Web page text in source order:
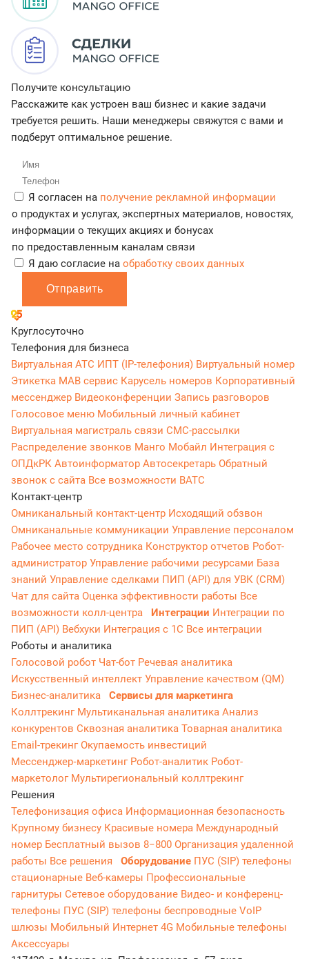
Получите консультацию
Расскажите как устроен ваш бизнес и какие задачи
требуется решить. Наши менеджеры свяжутся с вами и
подберут оптимальное решение.
Я согласен на получение рекламной информации
о продуктах и услугах, экспертных материалов, новостях,
информации о текущих акциях и бонусах
по предоставленным каналам связи
Я даю согласие на обработку своих данных
Отправить
Круглосуточно
Телефония для бизнеса
Виртуальная АТС ИПТ (IP-телефония) Виртуальный номер
Этикетка МАВ сервис Карусель номеров Корпоративный
мессенджер Видеоконференции Запись разговоров
Голосовое меню Мобильный личный кабинет
Виртуальная магистраль связи СМС-рассылки
Распределение звонков Манго Мобайл Интеграция с
ОПДкРК Автоинформатор Автосекретарь Обратный
звонок с сайта Все возможности ВАТС
Контакт-центр
Омниканальный контакт-центр Исходящий обзвон
Омниканальные коммуникации Управление персоналом
Рабочее место сотрудника Конструктор отчетов Робот-
администратор Управление рабочими ресурсами База
знаний Управление сделками ПИП (API) для УВК (CRM)
Чат для сайта Оценка эффективности работы Все
возможности колл-центра
Интеграции Интеграции по
ПИП (API) Вебхуки Интеграция с 1С Все интеграции
Роботы и аналитика
Голосовой робот Чат-бот Речевая аналитика
Искусственный интеллект Управление качеством (QM)
Бизнес-аналитика
Сервисы для маркетинга
Коллтрекинг Мультиканальная аналитика Анализ
конкурентов Сквозная аналитика Товарная аналитика
Email-трекингОкупаемость инвестиций
Мессенджер‑маркетинг Робот-аналитик Робот-
маркетолог Мультирегиональный коллтрекинг
Решения
Телефонизация офиса Информационная безопасность
Крупному бизнесу Красивые номера Международный
номер Бесплатный вызов 8−800 Организация удаленной
работы Все решения Оборудование ПУС (SIP) телефоны
стационарные Веб-камеры Профессиональные
гарнитуры Сетевое оборудование Видео- и конференц-
телефоны ПУС (SIP) телефоны беспроводные VoIP
шлюзы Мобильный Интернет 4G Мобильные телефоны
Аксессуары